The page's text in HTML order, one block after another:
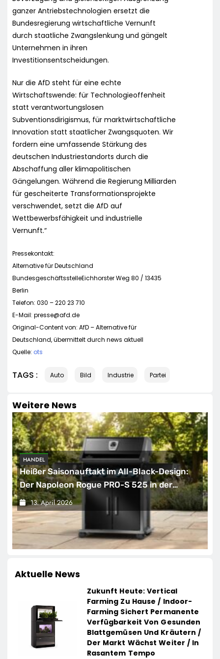
ganzer Antriebstechnologien ersetzt die
Bundesregierung wirtschaftliche Vernunft
durch staatliche Zwangslenkung und gängelt
Unternehmen in ihren
Investitionsentscheidungen.
Nur die AfD steht für eine echte
Wirtschaftswende: für Technologieoffenheit
statt verantwortungslosen
Subventionsdirigismus, für marktwirtschaftliche
Innovation statt staatlicher Zwangsquoten. Wir
fordern eine umfassende Stärkung des
deutschen Industriestandorts durch die
Abschaffung aller klimapolitischen
Gängelungen. Während die Regierung Milliarden
für gescheiterte Transformationsprojekte
verschwendet, setzt die AfD auf
Wettbewerbsfähigkeit und industrielle
Vernunft.“
Pressekontakt:
Alternative für Deutschland
BundesgeschäftsstelleEichhorster Weg 80 / 13435
Berlin
Telefon: 030 – 220 23 710
E-Mail: presse@afd.de
Original-Content von: AfD – Alternative für
Deutschland, übermittelt durch news aktuell
Quelle: ots
TAGS : Auto Bild Industrie Partei
Weitere News
HANDEL
Heißer Saisonauftakt im All-Black-Design:
Der Napoleon Rogue PRO-S 525 in der
exklusiven Grillfürst-Edition
13. April 2026
Aktuelle News
Zukunft Heute: Vertical
Farming Zu Hause / Indoor-
Farming Sichert Permanente
Verfügbarkeit Von Gesunden
Blattgemüsen Und Kräutern /
Der Markt Wächst Weiter / In
Rasantem Tempo